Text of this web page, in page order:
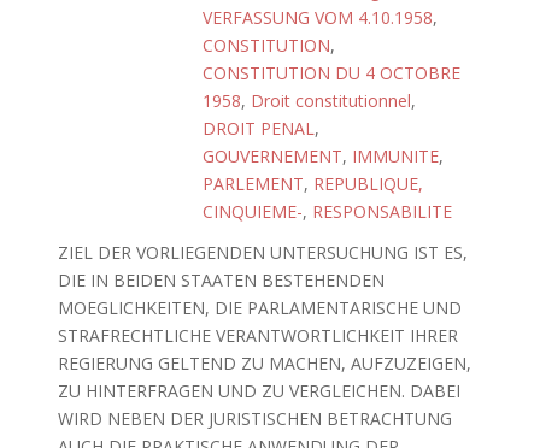
VERFASSUNG VOM 4.10.1958,
CONSTITUTION,
CONSTITUTION DU 4 OCTOBRE
1958, Droit constitutionnel,
DROIT PENAL,
GOUVERNEMENT, IMMUNITE,
PARLEMENT, REPUBLIQUE,
CINQUIEME-, RESPONSABILITE
ZIEL DER VORLIEGENDEN UNTERSUCHUNG IST ES,
DIE IN BEIDEN STAATEN BESTEHENDEN
MOEGLICHKEITEN, DIE PARLAMENTARISCHE UND
STRAFRECHTLICHE VERANTWORTLICHKEIT IHRER
REGIERUNG GELTEND ZU MACHEN, AUFZUZEIGEN,
ZU HINTERFRAGEN UND ZU VERGLEICHEN. DABEI
WIRD NEBEN DER JURISTISCHEN BETRACHTUNG